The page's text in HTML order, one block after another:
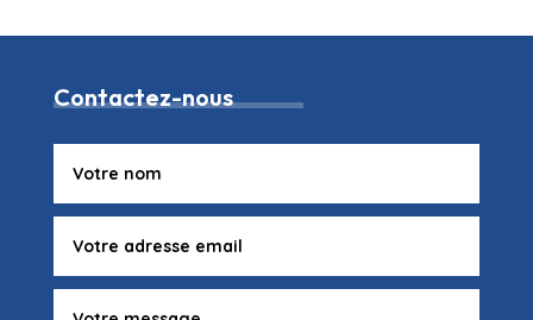
Contactez-nous